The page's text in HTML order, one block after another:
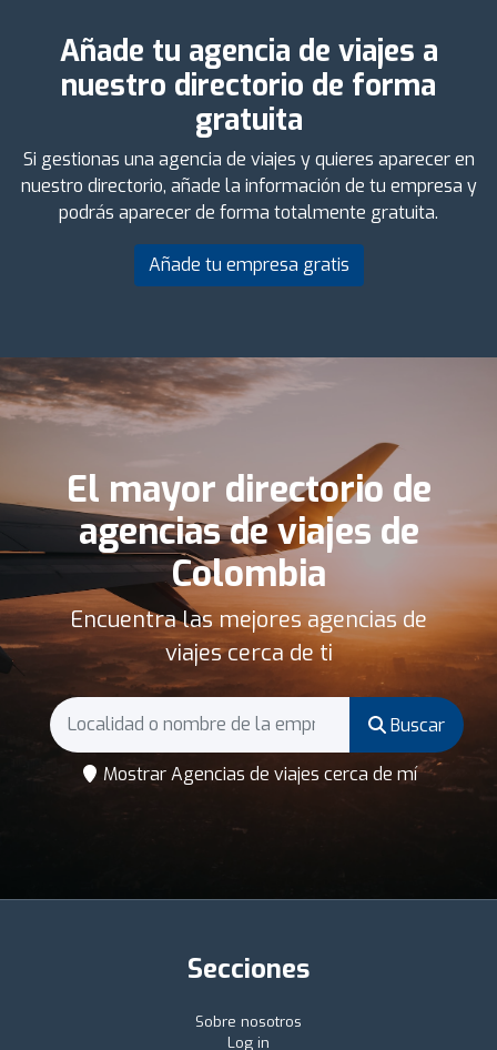
Añade tu agencia de viajes a
nuestro directorio de forma
gratuita
Si gestionas una agencia de viajes y quieres aparecer en
nuestro directorio, añade la información de tu empresa y
podrás aparecer de forma totalmente gratuita.
Añade tu empresa gratis
El mayor directorio de
agencias de viajes de
Colombia
Encuentra las mejores agencias de
viajes cerca de ti
Buscar
Mostrar Agencias de viajes cerca de mí
Secciones
Sobre nosotros
Log in